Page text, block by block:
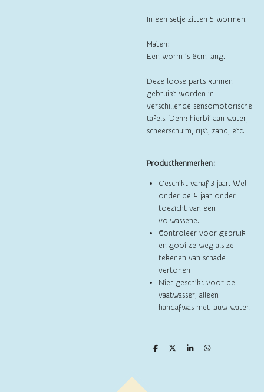
In een setje zitten 5 wormen.
Maten:
Een worm is 8cm lang.
Deze loose parts kunnen
gebruikt worden in
verschillende sensomotorische
tafels. Denk hierbij aan water,
scheerschuim, rijst, zand, etc.
Productkenmerken:
Geschikt vanaf 3 jaar. Wel
onder de 4 jaar onder
toezicht van een
volwassene.
Controleer voor gebruik
en gooi ze weg als ze
tekenen van schade
vertonen
Niet geschikt voor de
vaatwasser, alleen
handafwas met lauw water.
D
D
S
D